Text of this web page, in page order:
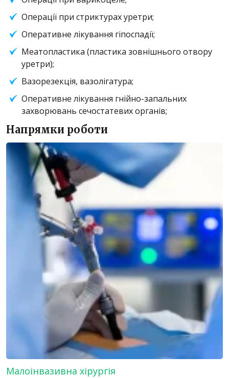
Операції при стриктурах уретри;
Оперативне лікування гіпоспадії;
Меатопластика (пластика зовнішнього отвору
уретри);
Вазорезекція, вазолігатура;
Оперативне лікування гнійно-запальних
захворювань сечостатевих органів;
Напрямки роботи
Малоінвазивна хірургія